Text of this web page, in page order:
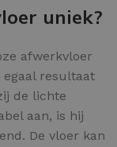
uniek?
afwerkvloer
resultaat
de lichte
aan, is hij
De vloer kan